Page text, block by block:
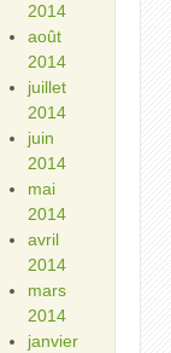
2014
août
2014
juillet
2014
juin
2014
mai
2014
avril
2014
mars
2014
janvier